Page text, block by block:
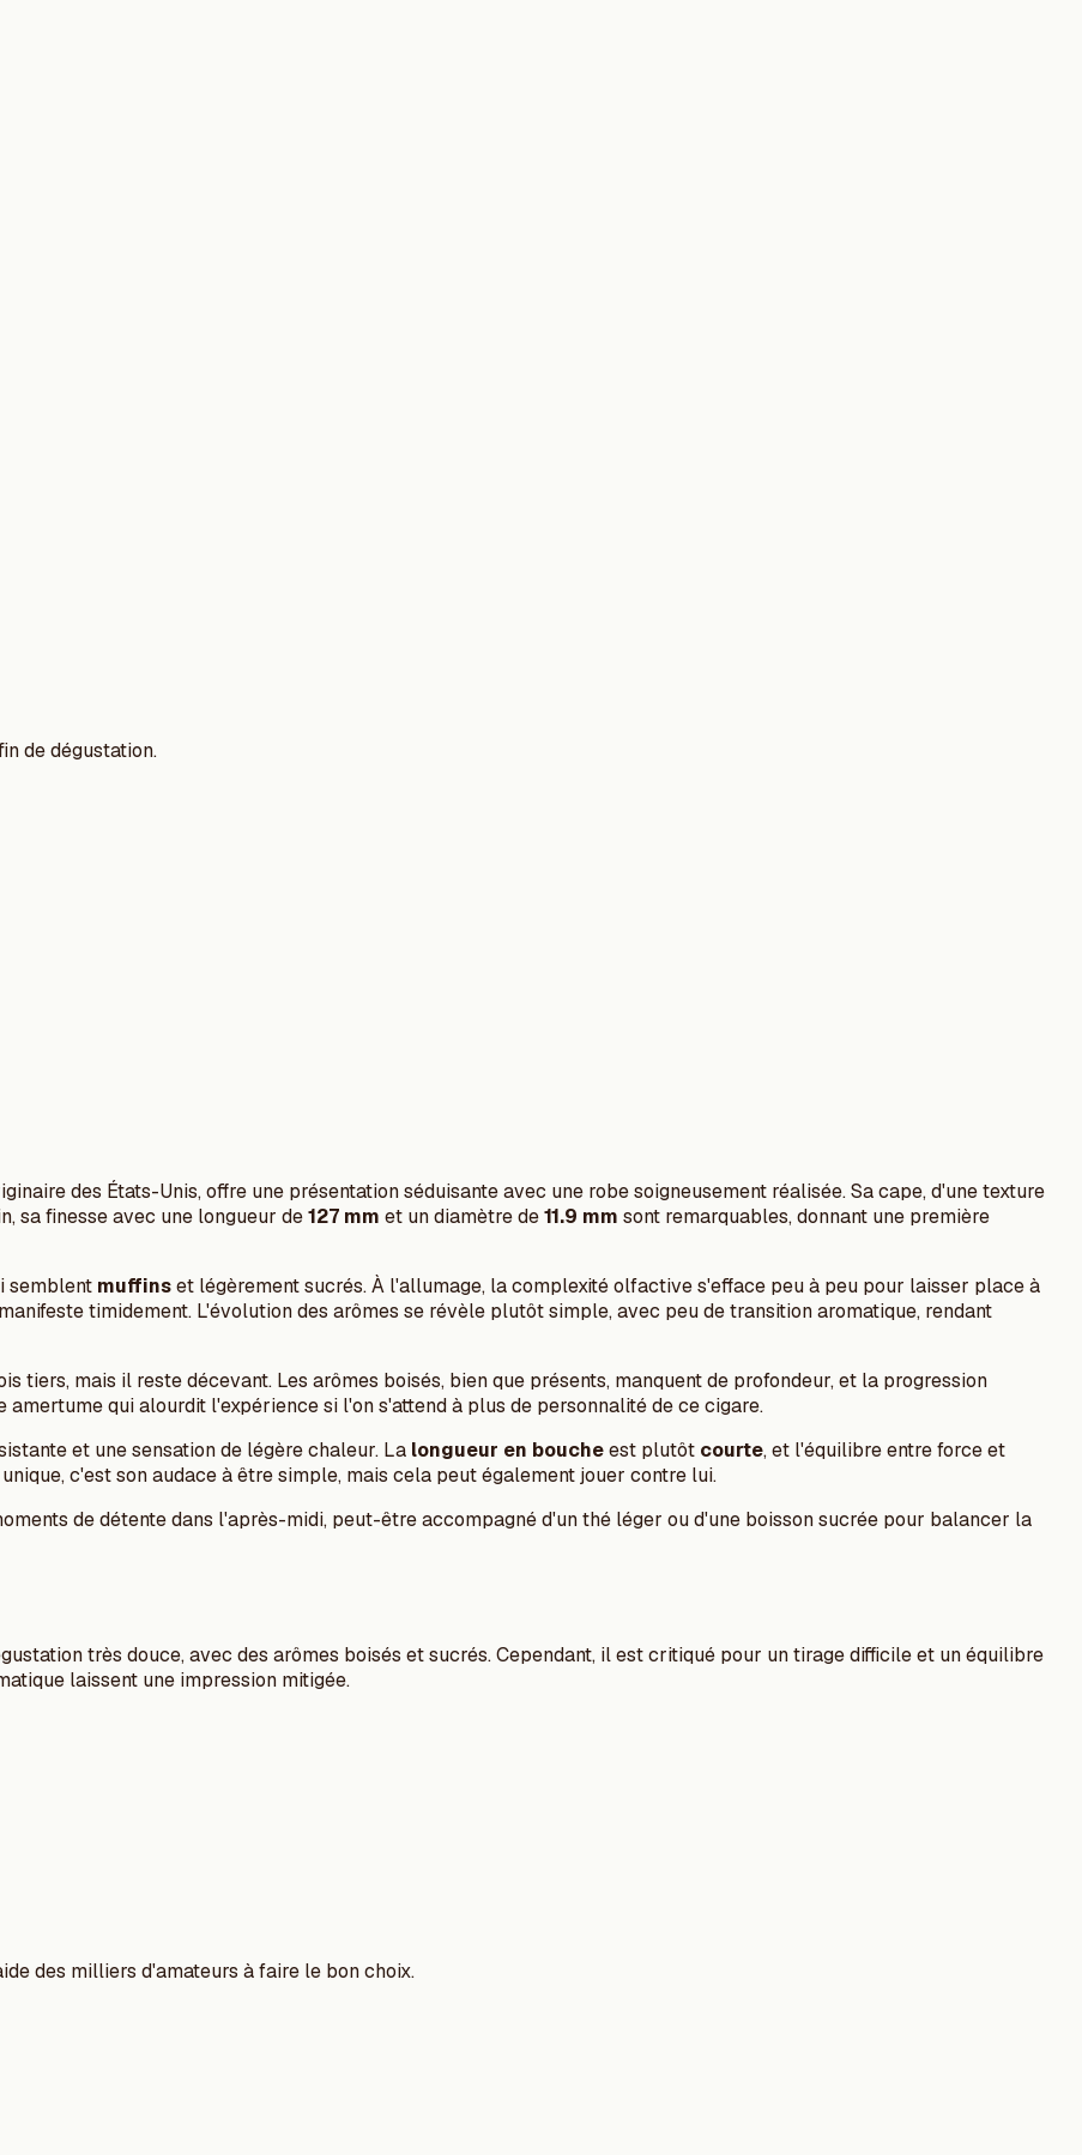
de dégustation.
des États-Unis, offre une présentation séduisante avec une robe soigneusement réalisée. Sa cape, d'une texture
sa finesse avec une longueur de127 mm et un diamètre de11.9 mm sont remarquables, donnant une première
semblent muffinset légèrement sucrés. À l'allumage, la complexité olfactive s'efface peu à peu pour laisser place à
timidement. L'évolution des arômes se révèle plutôt simple, avec peu de transition aromatique, rendant
tiers, mais il reste décevant. Les arômes boisés, bien que présents, manquent de profondeur, et la progression
qui alourdit l'expérience si l'on s'attend à plus de personnalité de ce cigare.
et une sensation de légère chaleur. La longueur en boucheest plutôt courte, et l'équilibre entre force et
c'est son audace à être simple, mais cela peut également jouer contre lui.
de détente dans l'après-midi, peut-être accompagné d'un thé léger ou d'une boisson sucrée pour balancer la
très douce, avec des arômes boisés et sucrés. Cependant, il est critiqué pour un tirage difficile et un équilibre
laissent une impression mitigée.
des milliers d'amateurs à faire le bon choix.